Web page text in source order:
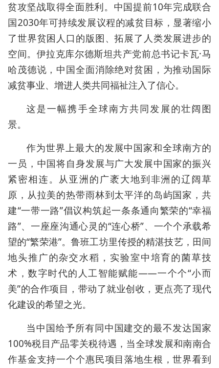
贫攻坚战取得全面胜利。中国提前10年完成联合
国2030年可持续发展议程的减贫目标，显著缩小
了世界贫困人口的版图、拓展了人类发展进步的
空间。伊拉克库尔德斯坦共产党前总书记卡瓦·马
哈茂德说，中国全面消除绝对贫困，为推动国际
减贫事业、增进人类共同福祉注入了信心。
这是一幅携手全球南方共同发展的壮阔图
景。
作为世界上最大的发展中国家和全球南方的
一员，中国将自身发展与广大发展中国家的振兴
紧密相连。从亚洲的广袤大地到非洲的辽阔草
原，从拉美的热带雨林到太平洋的岛屿国家，共
建“一带一路”倡议构筑起一条条通向繁荣的“幸福
路”、一座座沟通心灵的“连心桥”、一个个承载希
望的“繁荣港”。鲁班工坊里传授的精湛技艺，田间
地头推广的杂交水稻，实验室中培育的菌草技
术，数字时代的人工智能赋能——一个个“小而
美”的合作项目，带动了就业创收，更点亮了现代
化建设的希望之光。
当中国给予所有同中国建交的最不发达国家
100%税目产品零关税待遇，当全球发展和南南合
作基金支持一个个惠民项目落地生根，世界看到